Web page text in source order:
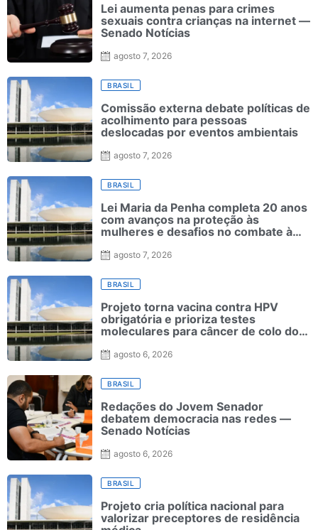
Lei aumenta penas para crimes
sexuais contra crianças na internet —
Senado Notícias
agosto 7, 2026
BRASIL
Comissão externa debate políticas de
acolhimento para pessoas
deslocadas por eventos ambientais
agosto 7, 2026
BRASIL
Lei Maria da Penha completa 20 anos
com avanços na proteção às
mulheres e desafios no combate à
agosto 7, 2026
BRASIL
Projeto torna vacina contra HPV
obrigatória e prioriza testes
moleculares para câncer de colo do
agosto 6, 2026
BRASIL
Redações do Jovem Senador
debatem democracia nas redes —
Senado Notícias
agosto 6, 2026
BRASIL
Projeto cria política nacional para
valorizar preceptores de residência